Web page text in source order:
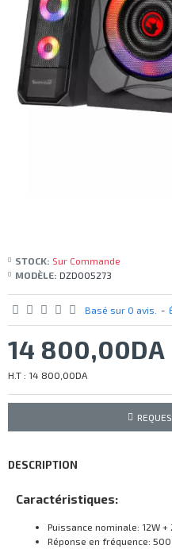
STOCK: Sur Commande
MODÈLE: DZD005273
Basé sur 0 avis. -
14 800,00DA
H.T : 14 800,00DA
DESCRIPTION
Caractéristiques:
Puissance nominale: 12W +
Réponse en fréquence: 500